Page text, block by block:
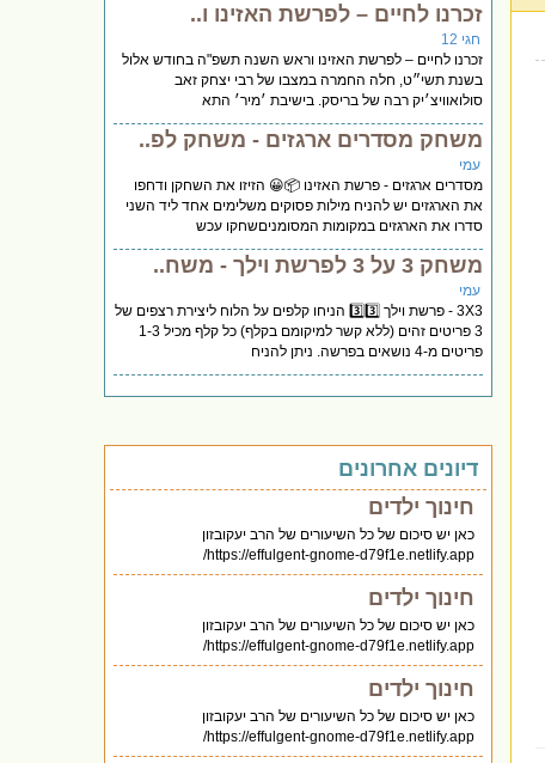
זכרנו לחיים – לפרשת האזינו ו..
חגי 12
זכרנו לחיים – לפרשת האזינו וראש השנה תשפ"ה בחודש אלול
בשנת תשי״ט, חלה החמרה במצבו של רבי יצחק זאב
סולואוויצ׳יק רבה של בריסק. בישיבת ׳מיר׳ התא
משחק מסדרים ארגזים - משחק לפ..
עמי
מסדרים ארגזים - פרשת האזינו 📦😀 הזיזו את השחקן ודחפו
את הארגזים יש להניח מילות פסוקים משלימים אחד ליד השני
סדרו את הארגזים במקומות המסומניםשחקו עכש
משחק 3 על 3 לפרשת וילך - משח..
עמי
3X3 - פרשת וילך 3️⃣3️⃣ הניחו קלפים על הלוח ליצירת רצפים של
3 פריטים זהים (ללא קשר למיקומם בקלף) כל קלף מכיל 1-3
פריטים מ-4 נושאים בפרשה. ניתן להניח
דיונים אחרונים
חינוך ילדים
כאן יש סיכום של כל השיעורים של הרב יעקובזון
https://effulgent-gnome-d79f1e.netlify.app/
חינוך ילדים
כאן יש סיכום של כל השיעורים של הרב יעקובזון
https://effulgent-gnome-d79f1e.netlify.app/
חינוך ילדים
כאן יש סיכום של כל השיעורים של הרב יעקובזון
https://effulgent-gnome-d79f1e.netlify.app/